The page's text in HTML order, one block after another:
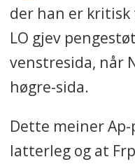
der han er
LO gjev
venstresida, når
høgre-sida.
Dette meiner
latterleg og at